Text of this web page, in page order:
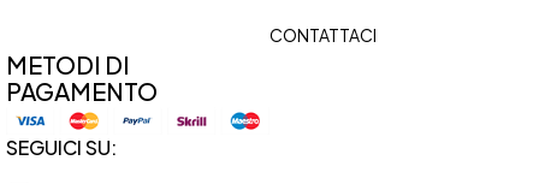
CONTATTACI
METODI DI
PAGAMENTO
SEGUICI SU: